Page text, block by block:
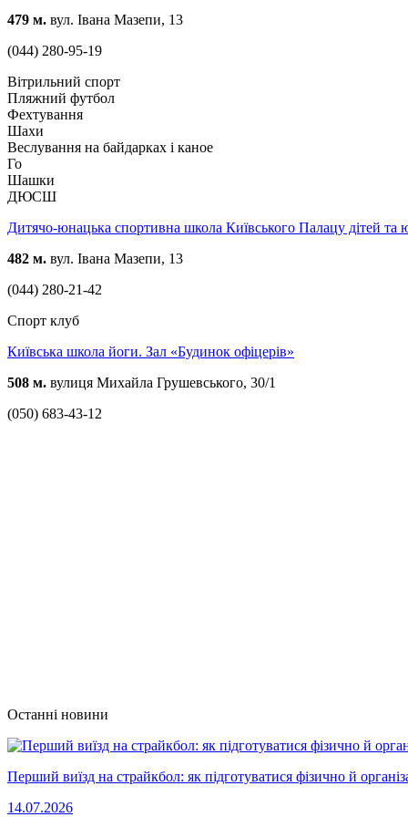
479 м. вул. Івана Мазепи, 13
(044) 280-95-19
Вітрильний спорт
Пляжний футбол
Фехтування
Шахи
Веслування на байдарках і каное
Го
Шашки
ДЮСШ
Дитячо-юнацька спортивна школа Київського Палацу дітей та
482 м. вул. Івана Мазепи, 13
(044) 280-21-42
Спорт клуб
Київська школа йоги. Зал «Будинок офіцерів»
508 м. вулиця Михайла Грушевського, 30/1
(050) 683-43-12
Останні новини
Перший виїзд на страйкбол: як підготуватися фізично й
14.07.2026